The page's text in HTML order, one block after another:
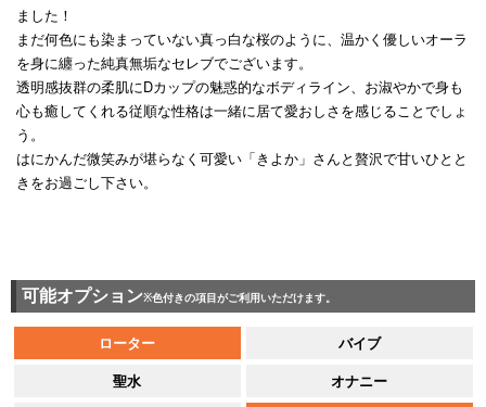
ました！
まだ何色にも染まっていない真っ白な桜のように、温かく優しいオーラ
を身に纏った純真無垢なセレブでございます。
透明感抜群の柔肌にDカップの魅惑的なボディライン、お淑やかで身も
心も癒してくれる従順な性格は一緒に居て愛おしさを感じることでしょ
う。
はにかんだ微笑みが堪らなく可愛い「きよか」さんと贅沢で甘いひとと
きをお過ごし下さい。
可能オプション※色付きの項目がご利用いただけます。
ローター
バイブ
聖水
オナニー